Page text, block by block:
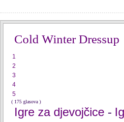
Cold Winter Dressup
1
2
3
4
5
( 175 glasova )
Igre za djevojčice -